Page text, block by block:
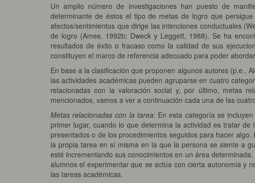
Un amplio número de investigaciones han puesto de
determinante de éstos el tipo de metas de logro que
afectos/sentimientos que dirige las intenciones conductuales
de logro (Ames, 1992b; Dweck y Leggett, 1988). Se ha
resultados de éxito o fracaso como la calidad de sus
constituyen el marco de referencia adecuado para poder
En base a la clasificación que proponen algunos autores (p.e.,
las actividades académicas pueden agruparse en cuatro
relacionadas con la valoración social y, por último, metas
mencionados, vamos a ver a continuación cada una de las
Metas relacionadas con la tarea: En esta categoría se
primer lugar, cuando lo que determina la actividad es tratar de
presentados o de los procedimientos seguidos para hacer
la propia tarea en sí misma en la que la persona se siente a
esté incrementando sus conocimientos en un área
alumnos el experimentar que se actúa con cierta autonomía y
las tareas académicas.